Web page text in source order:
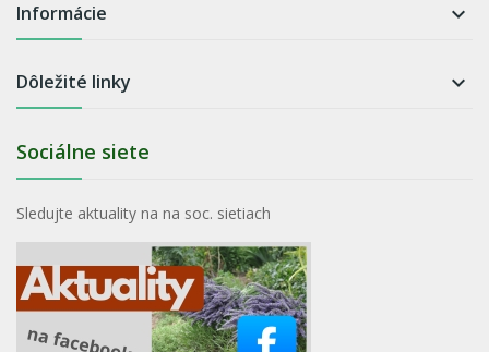
Informácie 
Dôležité linky 
Sociálne siete
Sledujte aktuality na na soc. sietiach